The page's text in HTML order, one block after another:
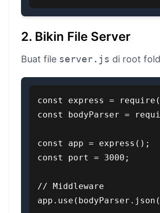
2. Bikin File Server
Buat file server.js di root
const express =
const bodyParser =
const app = express();
const port = 3000;
// Middleware